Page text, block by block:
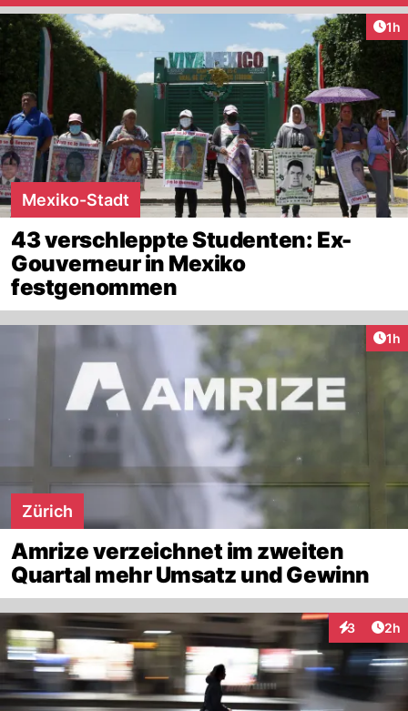
1h
Mexiko-Stadt
43 verschleppte Studenten: Ex-
Gouverneur in Mexiko
festgenommen
1h
Zürich
Amrize verzeichnet im zweiten
Quartal mehr Umsatz und Gewinn
3 2h